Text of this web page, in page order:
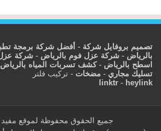
تصميم بروفايل شركة -أفضل شركة برمجة
بالرياض -شركة عزل فوم بالرياض -شركة
اسطح بالرياض -كشف تسربات المياه بالرياض
تسليك مجاري -مضخات -تركيب فلتر
linktr- heylink
جميع الحقوق محفوظة لموقع مفيد نيوز